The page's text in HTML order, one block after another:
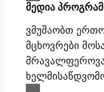
მედია
ვმუშაობთ
მცხოვრები